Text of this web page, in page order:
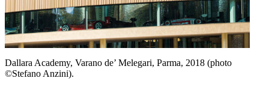
Dallara Academy, Varano de’ Melegari, Parma, 2018 (photo
©Stefano Anzini).